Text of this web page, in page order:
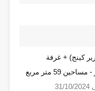
كينج) + غرفة
استقبال + إنترنت مجاني + إفطار - مساحين 59 متر مربع